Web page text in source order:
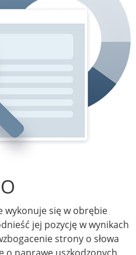
wykonuje się w obrębie
jej pozycję w wynikach
strony o słowa
o naprawę uszkodzonych